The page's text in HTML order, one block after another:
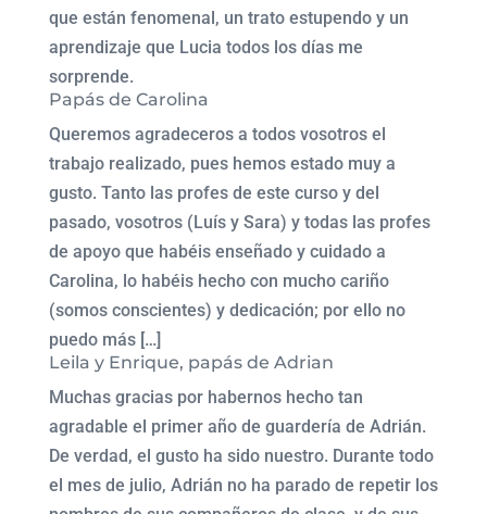
que están fenomenal, un trato estupendo y un
aprendizaje que Lucia todos los días me
sorprende.
Papás de Carolina
Queremos agradeceros a todos vosotros el
trabajo realizado, pues hemos estado muy a
gusto. Tanto las profes de este curso y del
pasado, vosotros (Luís y Sara) y todas las profes
de apoyo que habéis enseñado y cuidado a
Carolina, lo habéis hecho con mucho cariño
(somos conscientes) y dedicación; por ello no
puedo más […]
Leila y Enrique, papás de Adrian
Muchas gracias por habernos hecho tan
agradable el primer año de guardería de Adrián.
De verdad, el gusto ha sido nuestro. Durante todo
el mes de julio, Adrián no ha parado de repetir los